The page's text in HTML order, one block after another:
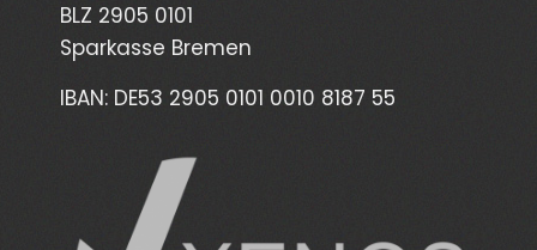
BLZ 2905 0101
Sparkasse Bremen
IBAN: DE53 2905 0101 0010 8187 55